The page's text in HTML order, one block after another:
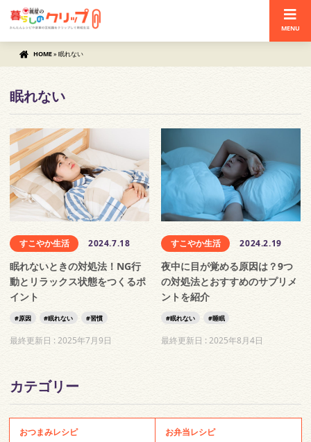
MENU
HOME» 眠れない
眠れない
すこやか生活 2024.7.18
眠れないときの対処法！NG行
動とリラックス状態をつくるポ
イント
原因 眠れない 習慣
最終更新日 :2025年7月9日
すこやか生活 2024.2.19
夜中に目が覚める原因は？9つ
の対処法とおすすめのサプリメ
ントを紹介
眠れない 睡眠
最終更新日 :2025年8月4日
カテゴリー
おつまみレシピ お弁当レシピ